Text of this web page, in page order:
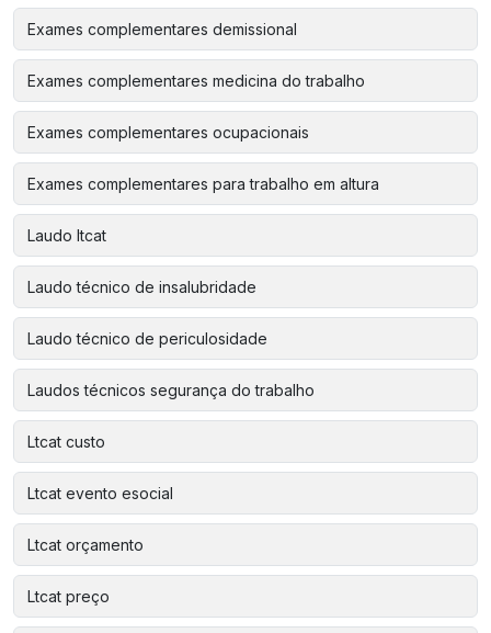
Exames complementares demissional
Exames complementares medicina do trabalho
Exames complementares ocupacionais
Exames complementares para trabalho em altura
Laudo ltcat
Laudo técnico de insalubridade
Laudo técnico de periculosidade
Laudos técnicos segurança do trabalho
Ltcat custo
Ltcat evento esocial
Ltcat orçamento
Ltcat preço